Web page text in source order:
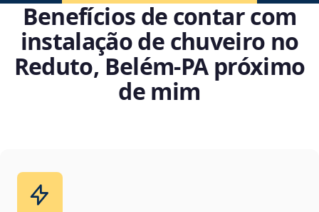
Benefícios de contar com
instalação de chuveiro no
Reduto, Belém‑PA próximo
de mim